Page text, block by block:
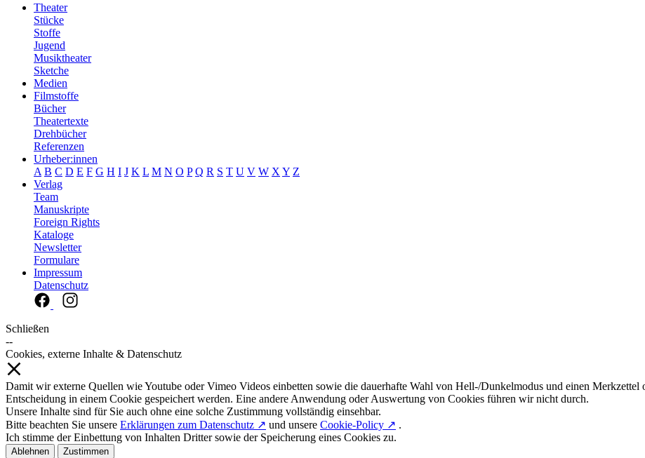
Theater
Stücke
Stoffe
Jugend
Musiktheater
Sketche
Medien
Filmstoffe
Bücher
Theatertexte
Drehbücher
Referenzen
Urheber:innen
A B C D E F G H I J K L M N O P Q R S T U V W X Y Z
Verlag
Team
Manuskripte
Foreign Rights
Kataloge
Newsletter
Formulare
Impressum
Datenschutz
Schließen
--
Cookies, externe Inhalte & Datenschutz
Damit wir externe Quellen wie Youtube oder Vimeo Videos einbetten sowie die dauerhafte Wahl von Hell-/Dunkelmodus und einen Merkzettel
Entscheidung in einem Cookie gespeichert werden. Eine andere Anwendung oder Auswertung von Cookies führen wir nicht durch.
Unsere Inhalte sind für Sie auch ohne eine solche Zustimmung vollständig einsehbar.
Bitte beachten Sie unsere Erklärungen zum Datenschutz ↗ und unsere Cookie-Policy ↗ .
Ich stimme der Einbettung von Inhalten Dritter sowie der Speicherung eines Cookies zu.
Ablehnen Zustimmen